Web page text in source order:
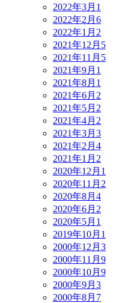
2022年3月 1
2022年2月 6
2022年1月 2
2021年12月 5
2021年11月 5
2021年9月 1
2021年8月 1
2021年6月 2
2021年5月 2
2021年4月 2
2021年3月 3
2021年2月 4
2021年1月 2
2020年12月 1
2020年11月 2
2020年8月 4
2020年6月 2
2020年5月 1
2019年10月 1
2000年12月 3
2000年11月 9
2000年10月 9
2000年9月 3
2000年8月 7